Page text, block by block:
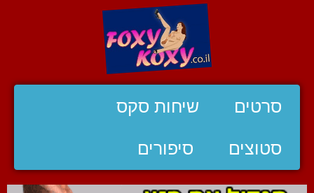
סרטים שיחות סקס
סטוצים סיפורים